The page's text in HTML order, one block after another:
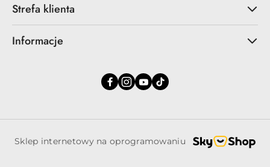
Strefa klienta
Informacje
Sklep internetowy na oprogramowaniu